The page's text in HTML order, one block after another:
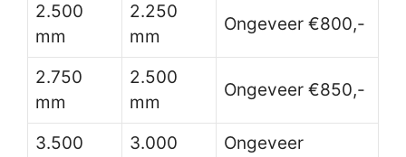
2.500
mm
2.250
mm
Ongeveer €800,-
2.750
mm
2.500
mm
Ongeveer €850,-
3.500
3.000
Ongeveer